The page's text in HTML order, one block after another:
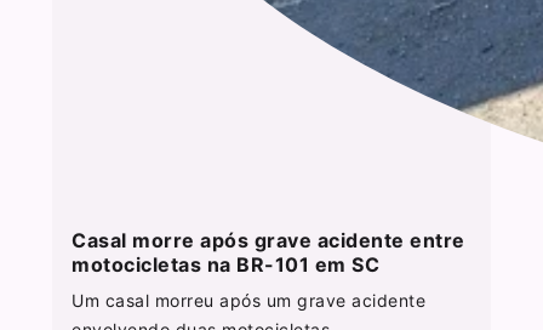
Casal morre após grave acidente entre
motocicletas na BR-101 em SC
Um casal morreu após um grave acidente